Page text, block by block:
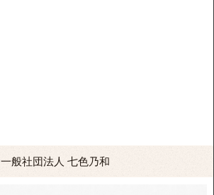
一般社団法人 七色乃和